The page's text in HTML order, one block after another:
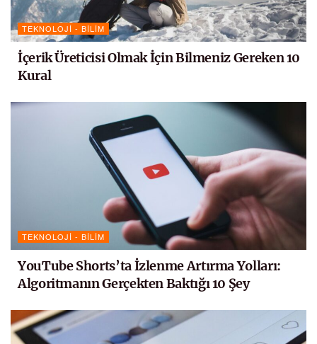
TEKNOLOJI - BILIM
İçerik Üreticisi Olmak İçin Bilmeniz Gereken 10
Kural
TEKNOLOJI - BILIM
YouTube Shorts’ta İzlenme Artırma Yolları:
Algoritmanın Gerçekten Baktığı 10 Şey